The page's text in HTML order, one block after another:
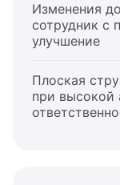
Изменения
сотрудник с
улучшение
Плоская
при высокой